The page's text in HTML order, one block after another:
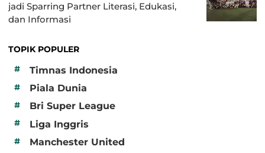
jadi Sparring Partner Literasi, Edukasi,
dan Informasi
TOPIK POPULER
#
Timnas Indonesia
# Piala Dunia
# Bri Super League
# Liga Inggris
# Manchester United